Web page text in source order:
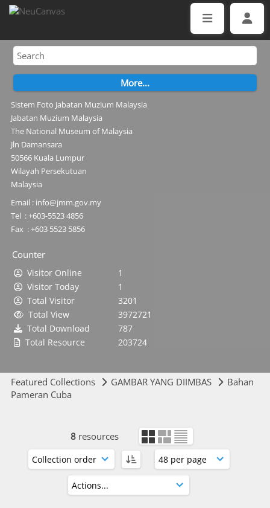
Sistem Foto Jabatan Muzium Malaysia
Jabatan Muzium Malaysia
The National Museum of Malaysia
Jln Damansara
50566 Kuala Lumpur
Wilayah Persekutuan
Malaysia
Email : info@jmm.gov.my
Tel : +603-5523 4856
Fax : +603 5523 5856
Counter
Visitor Online
1
Visitor Today
1
Total Visitor
3201
Total View
3972721
Total Download
787
Total Resource
203724
Featured Collections GAMBAR YANG DIIMBAS
Bahan
Pameran Cuba
8 resources